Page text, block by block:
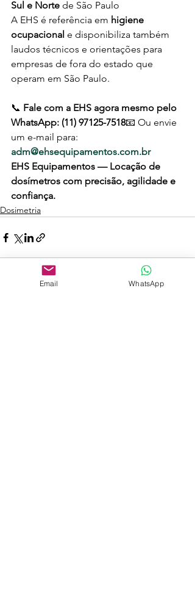
Sul e Norte de São Paulo
A EHS é referência em higiene
ocupacional e disponibiliza também
laudos técnicos e orientações para
empresas de fora do estado que
operam em São Paulo.
📞 Fale com a EHS agora mesmo pelo
WhatsApp: (11) 97125-7518📧 Ou envie
um e-mail para:
adm@ehsequipamentos.com.br
EHS Equipamentos — Locação de
dosímetros com precisão, agilidade e
confiança.
Dosimetria
Email WhatsApp